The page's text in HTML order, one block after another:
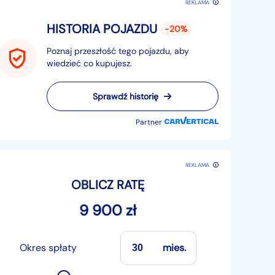
REKLAMA
HISTORIA POJAZDU
-20%
Poznaj przeszłość tego pojazdu, aby
wiedzieć co kupujesz.
Sprawdź historię
Partner
REKLAMA
OBLICZ RATĘ
9 900 zł
Okres spłaty mies.